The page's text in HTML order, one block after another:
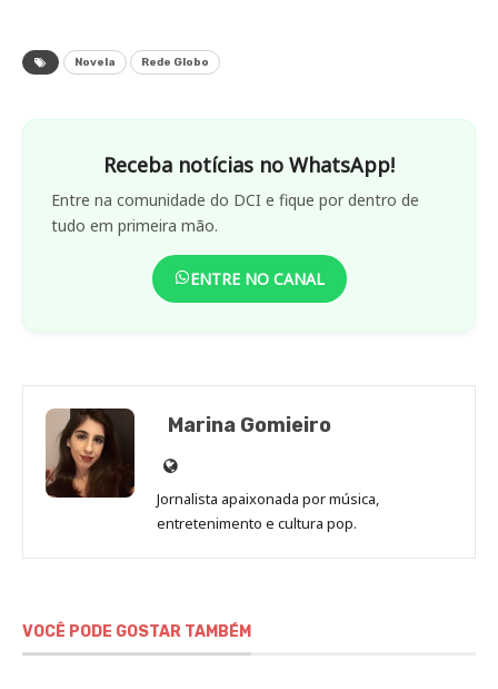
Novela Rede Globo
Receba notícias no WhatsApp!
Entre na comunidade do DCI e fique por dentro de
tudo em primeira mão.
ENTRE NO CANAL
Marina Gomieiro
Site
de
Marina
Jornalista apaixonada por música,
entretenimento e cultura pop.
VOCÊ PODE GOSTAR TAMBÉM